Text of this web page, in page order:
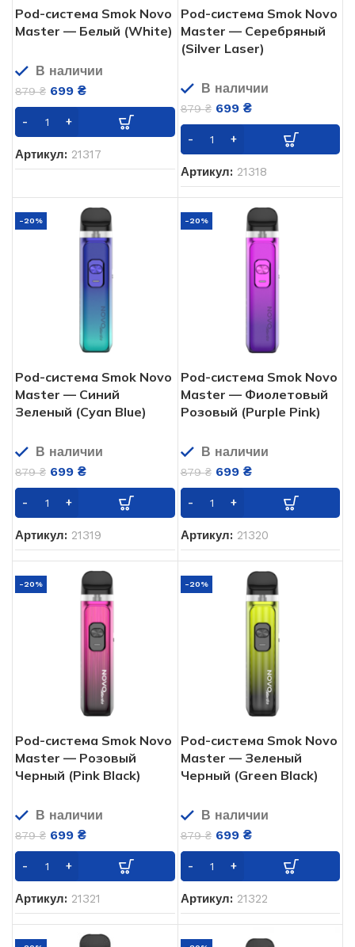
Pod-система Smok Novo
Master — Белый (White)
В наличии
879₴ 699 ₴
Артикул: 21317
Pod-система Smok Novo
Master — Серебряный
(Silver Laser)
В наличии
879₴ 699 ₴
Артикул: 21318
-20%
Pod-система Smok Novo
Master — Синий
Зеленый (Cyan Blue)
В наличии
879₴ 699 ₴
Артикул: 21319
-20%
Pod-система Smok Novo
Master — Фиолетовый
Розовый (Purple Pink)
В наличии
879₴ 699 ₴
Артикул: 21320
-20%
Pod-система Smok Novo
Master — Розовый
Черный (Pink Black)
В наличии
879₴ 699 ₴
Артикул: 21321
-20%
Pod-система Smok Novo
Master — Зеленый
Черный (Green Black)
В наличии
879₴ 699 ₴
Артикул: 21322